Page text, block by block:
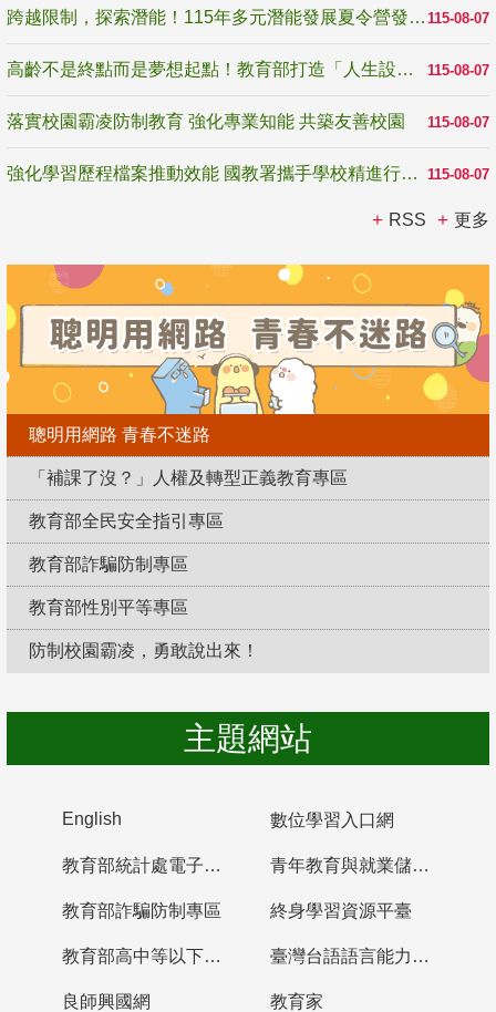
115-08-07
跨越限制，探索潛能！115年多元潛能發展夏令營發掘生命無限可能
115-08-07
高齡不是終點而是夢想起點！教育部打造「人生設計夢工場」 參展第3屆高齡健康產業博覽會
115-08-07
落實校園霸凌防制教育 強化專業知能 共築友善校園
115-08-07
強化學習歷程檔案推動效能 國教署攜手學校精進行政與教學支持
RSS 更多
聰明用網路 青春不迷路
「補課了沒？」人權及轉型正義教育專區
教育部全民安全指引專區
教育部詐騙防制專區
教育部性別平等專區
防制校園霸凌，勇敢說出來！
主題網站
English 數位學習入口網
教育部統計處電子書櫃 青年教育與就業儲蓄帳戶
教育部詐騙防制專區 終身學習資源平臺
教育部高中等以下學校及幼兒園教師資格檢定考試 臺灣台語語言能力認證網站
良師興國網
教育家